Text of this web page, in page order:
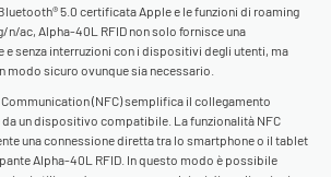
5.0 certificata Apple e le funzioni di roaming
n/ac, Alpha-40L RFID non solo fornisce una
senza interruzioni con i dispositivi degli utenti, ma
modo sicuro ovunque sia necessario.
(NFC) semplifica il collegamento
un dispositivo compatibile. La funzionalità NFC
una connessione diretta tra lo smartphone o il tablet
Alpha-40L RFID. In questo modo è possibile